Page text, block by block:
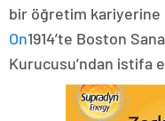
bir öğretim kariyerine
On1914’te Boston
Kurucusu’ndan istifa